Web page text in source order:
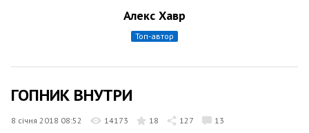
Алекс Хавр
топ-автор
ГОПНИК ВНУТРИ
8 січня 2018 08:52 14173 18 127 13